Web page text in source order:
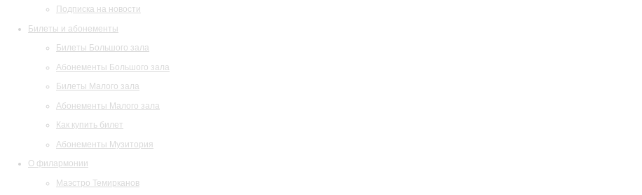
Подписка на новости
Билеты и абонементы
Билеты Большого зала
Абонементы Большого зала
Билеты Малого зала
Абонементы Малого зала
Как купить билет
Абонементы Музитория
О филармонии
Маэстро Темирканов